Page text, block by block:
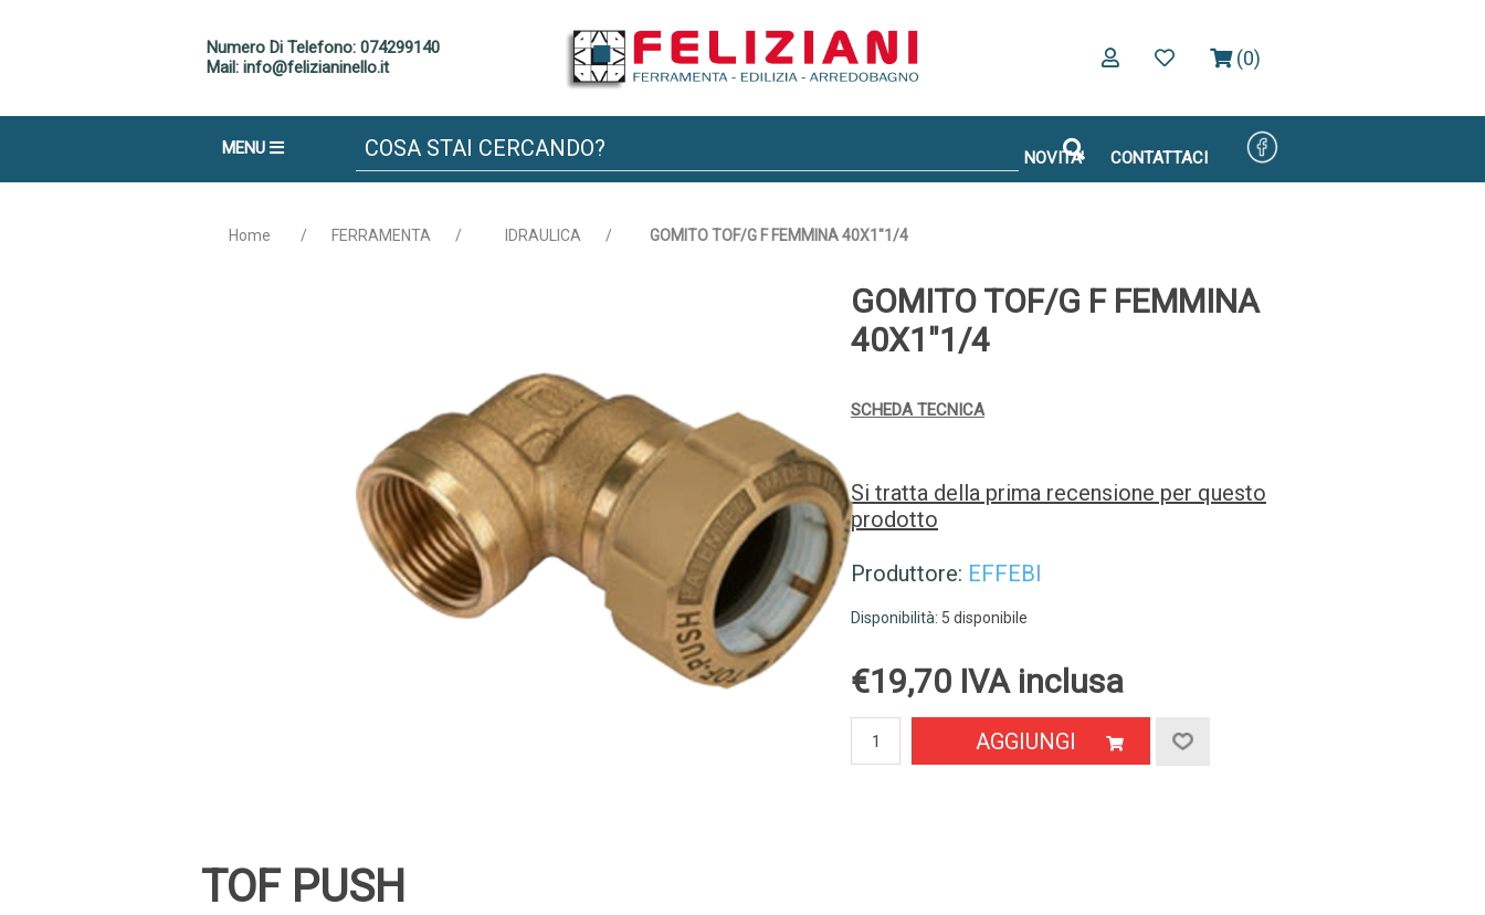
Numero Di Telefono: 074299140
Mail: info@felizianinello.it
(0)
MENU NOVITA' CONTATTACI
Home / FERRAMENTA / IDRAULICA / GOMITO TOF/G F FEMMINA 40X1"1/4
GOMITO TOF/G F FEMMINA
40X1"1/4
SCHEDA TECNICA
Si tratta della prima recensione per questo
prodotto
Produttore: EFFEBI
Disponibilità: 5 disponibile
€19,70 IVA inclusa
AGGIUNGI
TOF PUSH